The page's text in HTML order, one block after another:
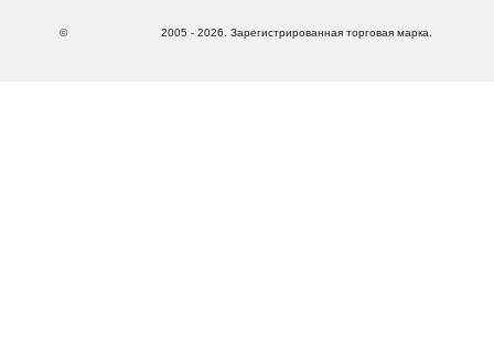
© 2005 - 2026. Зарегистрированная торговая марка.